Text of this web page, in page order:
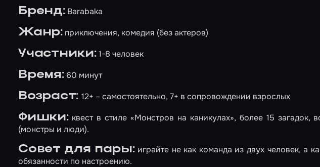
Бренд:Barabaka
Жанр:приключения, комедия (без актеров)
Участники:1-8 человек
Время:60 минут
Возраст: 12+ – самостоятельно, 7+ в сопровождении взрослых
Фишки:квест в стиле «Монстров на каникулах», более 15 загадок,
(монстры и люди).
Совет для пары:играйте не как команда из двух человек, а
обязанности по настроению.